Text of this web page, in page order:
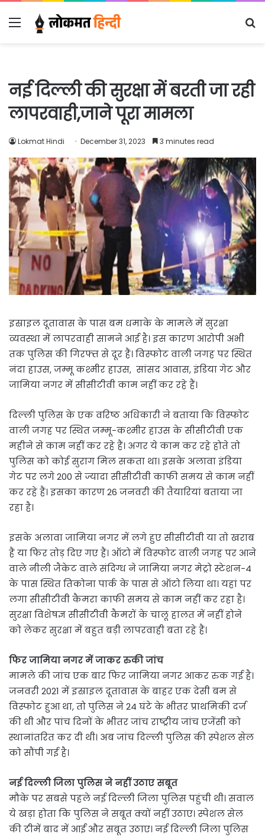
Menu
नई दिल्ली की सुरक्षा में बरती जा रही
लापरवाही,जाने पूरा मामला
Lokmat Hindi December 31, 2023 3 minutes read
इस्राइल दूतावास के पास बम धमाके के मामले में सुरक्षा
व्यवस्था में लापरवाही सामने आई है। इस कारण आरोपी अभी
तक पुलिस की गिरफ्त से दूर हैं। विस्फोट वाली जगह पर स्थित
नंदा हाउस, जम्मू कश्मीर हाउस, सांसद आवास, इंडिया गेट और
जामिया नगर में सीसीटीवी काम नहीं कर रहे हैं।
दिल्ली पुलिस के एक वरिष्ठ अधिकारी ने बताया कि विस्फोट
वाली जगह पर स्थित जम्मू-कश्मीर हाउस के सीसीटीवी एक
महीने से काम नहीं कर रहे हैं। अगर ये काम कर रहे होते तो
पुलिस को कोई सुराग मिल सकता था। इसके अलावा इंडिया
गेट पर लगे 200 से ज्यादा सीसीटीवी काफी समय से काम नहीं
कर रहे हैं। इसका कारण 26 जनवरी की तैयारियां बताया जा
रहा है।
इसके अलावा जामिया नगर में लगे हुए सीसीटीवी या तो खराब
हैं या फिर तोड़ दिए गए हैं। ऑटो में विस्फोट वाली जगह पर आने
वाले नीली जैकेट वाले संदिग्ध ने जामिया नगर मेट्रो स्टेशन-4
के पास स्थित तिकोना पार्क के पास से ऑटो लिया था। यहां पर
लगा सीसीटीवी कैमरा काफी समय से काम नहीं कर रहा है।
सुरक्षा विशेषज्ञ सीसीटीवी कैमरों के चालू हालत में नहीं होने
को लेकर सुरक्षा में बहुत बड़ी लापरवाही बता रहे हैं।
फिर जामिया नगर में जाकर रुकी जांच
मामले की जांच एक बार फिर जामिया नगर आकर रुक गई है।
जनवरी 2021 में इस्राइल दूतावास के बाहर एक देसी बम से
विस्फोट हुआ था, तो पुलिस ने 24 घंटे के भीतर प्राथमिकी दर्ज
की थी और पांच दिनों के भीतर जांच राष्ट्रीय जांच एजेंसी को
स्थानांतरित कर दी थी। अब जांच दिल्ली पुलिस की स्पेशल सेल
को सौंपी गई है।
नई दिल्ली जिला पुलिस ने नहीं उठाए सबूत
मौके पर सबसे पहले नई दिल्ली जिला पुलिस पहुंची थी। सवाल
ये खड़ा होता कि पुलिस ने सबूत क्यों नहीं उठाए। स्पेशल सेल
की टीमें बाद में आईं और सबूत उठाए। नई दिल्ली जिला पुलिस